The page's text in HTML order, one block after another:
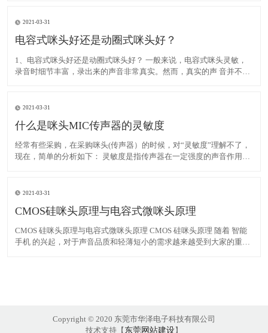
种低成本大容量的短距离无线通信。生产开发的咪头，广泛应
2021-03-31
电容式咪头好还是动圈式咪头好？
1、电容式咪头好还是动圈式咪头好？ 一般来说，电容式咪头灵敏，
录音时细节丰富，录出来的声音非常真实。然而，真实的声 音并不一
经过录音棚里处理出来的声音好听 。所以要假唱，免得坏
2021-03-31
什么是咪头MIC传声器的灵敏度
经常有些采购，在采购咪头(传声器）的时候，对“灵敏度”理解不了，
现在，简单的分析如下： 灵敏度是指传声器在一定强度的声音作用下
用下传声器能输出多高的电压来表示灵敏度
2021-03-31
CMOS硅咪头原理与电容式微咪头原理
CMOS 硅咪头原理与电容式微咪头原理 CMOS 硅咪头原理 随着 智能
手机 的兴起，对于声音品质和轻薄短小的需求越来越受到大家的重
Copyright © 2020 东莞市华泽电子科技有限公司
技术支持【 东莞网站建设】